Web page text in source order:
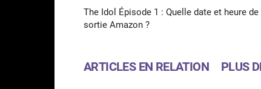
The Idol Épisode 1 : Quelle date et heure de
sortie Amazon ?
ARTICLES EN RELATION PLUS